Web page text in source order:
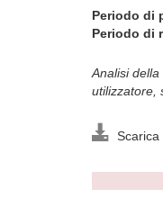
Periodo di
Periodo di
Analisi
utilizzatore,
Scarica